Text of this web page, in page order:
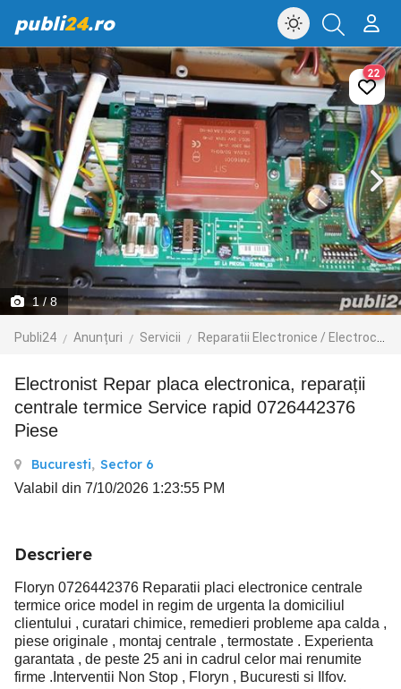
publi24.ro
1/ 8
Publi24 Anunțuri Servicii Reparatii Electronice / Electrocasnice / PC
22
Electronist Repar placa electronica, reparații
centrale termice Service rapid 0726442376
Piese
Bucuresti, Sector 6
Valabil din 7/10/2026 1:23:55 PM
Descriere
Floryn 0726442376 Reparatii placi electronice centrale
termice orice model in regim de urgenta la domiciliul
clientului , curatari chimice, remedieri probleme apa calda ,
piese originale , montaj centrale , termostate . Experienta
garantata , de peste 25 ani in cadrul celor mai renumite
firme .Interventii Non Stop , Floryn , Bucuresti si Ilfov.